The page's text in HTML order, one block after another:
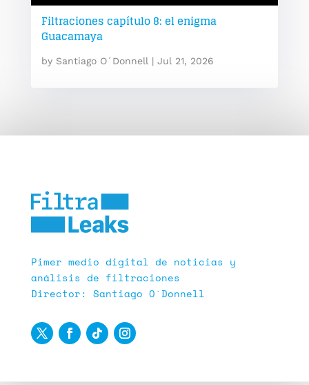
Filtraciones capítulo 8: el enigma
Guacamaya
by Santiago O´Donnell| Jul 21, 2026
Pimer medio digital de noticias y
análisis de filtraciones
Director: Santiago O´Donnell